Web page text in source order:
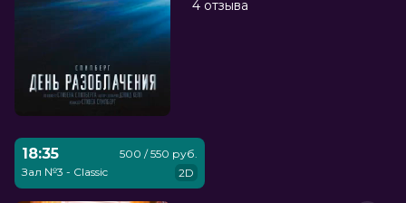
4 отзыва
18:35
Зал №3 - Classic
500 / 550 руб.
2D